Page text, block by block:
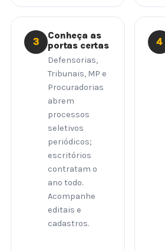
3
Conheça as
portas certas
Defensorias,
Tribunais, MP e
Procuradorias
abrem
processos
seletivos
periódicos;
escritórios
contratam o
ano todo.
Acompanhe
editais e
cadastros.
4